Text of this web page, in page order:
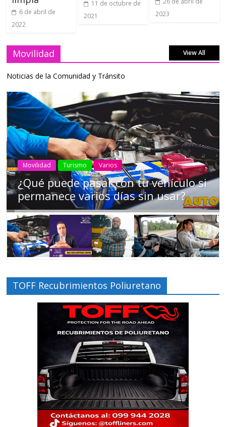
6 de abril de
2022
11 de octubre de
2021
2023
Movilidad View All
Noticias de la Comunidad y Tránsito
AEADE Industria Motociclismo Motos Movilidad
Campaña busca cambiar destino de
los motociclistas en la región
TOFF Recubrimientos Poliuretano